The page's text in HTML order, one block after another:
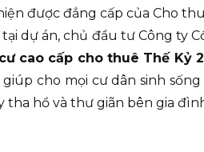
được đẳng cấp của Cho
dự án, chủ đầu tư Công ty
cao cấp cho thuê Thế Kỷ
cho mọi cư dân sinh
hồ và thư giãn bên gia